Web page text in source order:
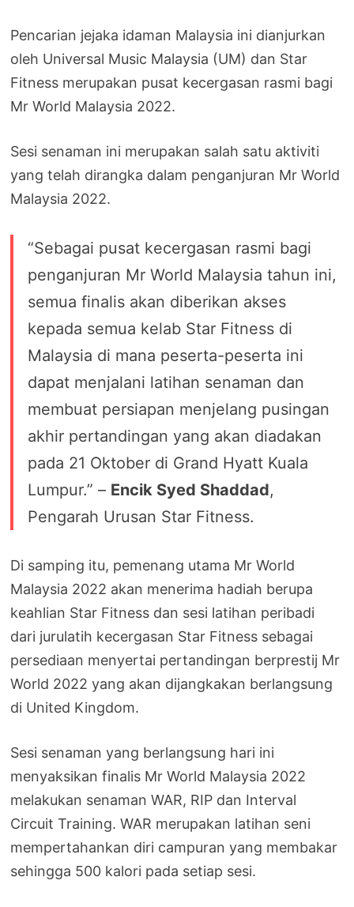
Pencarian jejaka idaman Malaysia ini dianjurkan
oleh Universal Music Malaysia (UM) dan Star
Fitness merupakan pusat kecergasan rasmi bagi
Mr World Malaysia 2022.
Sesi senaman ini merupakan salah satu aktiviti
yang telah dirangka dalam penganjuran Mr World
Malaysia 2022.
“Sebagai pusat kecergasan rasmi bagi
penganjuran Mr World Malaysia tahun ini,
semua finalis akan diberikan akses
kepada semua kelab Star Fitness di
Malaysia di mana peserta-peserta ini
dapat menjalani latihan senaman dan
membuat persiapan menjelang pusingan
akhir pertandingan yang akan diadakan
pada 21 Oktober di Grand Hyatt Kuala
Lumpur.” – Encik Syed Shaddad,
Pengarah Urusan Star Fitness.
Di samping itu, pemenang utama Mr World
Malaysia 2022 akan menerima hadiah berupa
keahlian Star Fitness dan sesi latihan peribadi
dari jurulatih kecergasan Star Fitness sebagai
persediaan menyertai pertandingan berprestij Mr
World 2022 yang akan dijangkakan berlangsung
di United Kingdom.
Sesi senaman yang berlangsung hari ini
menyaksikan finalis Mr World Malaysia 2022
melakukan senaman WAR, RIP dan Interval
Circuit Training. WAR merupakan latihan seni
mempertahankan diri campuran yang membakar
sehingga 500 kalori pada setiap sesi.